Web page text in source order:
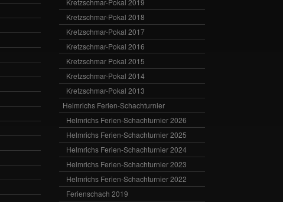
Kretzschmar-Pokal 2018
Kretzschmar-Pokal 2017
Kretzschmar-Pokal 2016
Kretzschmar Pokal 2015
Kretzschmar-Pokal 2014
Kretzschmar-Pokal 2013
Helmrichs Ferien-Schachturnier
Helmrichs Ferien-Schachturnier 2026
Helmrichs Ferien-Schachturnier 2025
Helmrichs Ferien-Schachturnier 2024
Helmrichs Ferien-Schachturnier 2023
Helmrichs Ferien-Schachturnier 2022
Ferienschach 2019